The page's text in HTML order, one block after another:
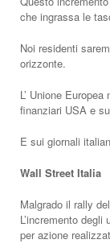
che ingrassa le
Noi residenti
orizzonte.
L’ Unione
finanziari USA e
E sui giornali
Wall Street Italia
Malgrado il rally
L’incremento
per azione